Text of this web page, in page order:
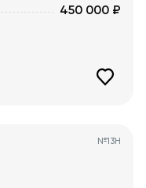
450 000 ₽
№13Н